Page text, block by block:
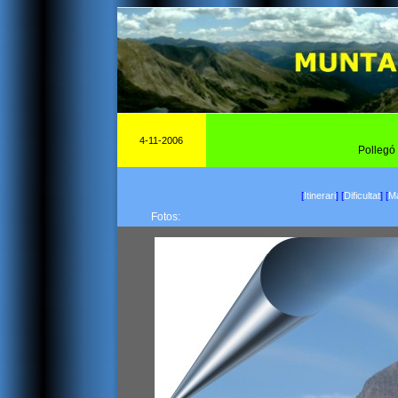
4-11-2006
[Itinerari] [Dificultat] [
Fotos: